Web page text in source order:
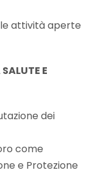
attività aperte
E
dei
come
e Protezione